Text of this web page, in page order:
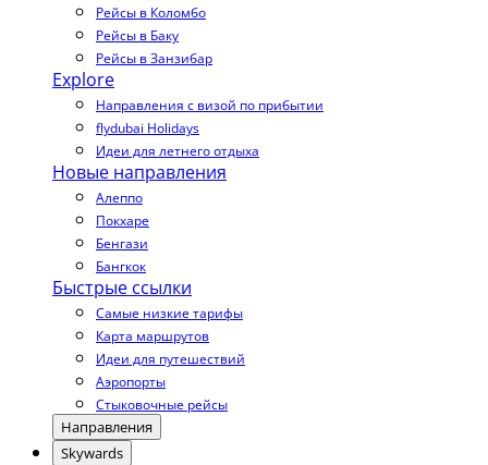
Рейсы в Коломбо
Рейсы в Баку
Рейсы в Занзибар
Explore
Направления с визой по прибытии
flydubai Holidays
Идеи для летнего отдыха
Новые направления
Алеппо
Покхаре
Бенгази
Бангкок
Быстрые ссылки
Самые низкие тарифы
Карта маршрутов
Идеи для путешествий
Аэропорты
Стыковочные рейсы
Направления
Skywards